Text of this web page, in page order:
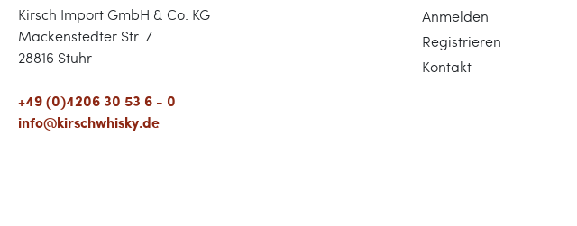
Kirsch Import GmbH & Co. KG
Mackenstedter Str. 7
28816 Stuhr
+49 (0)4206 30 53 6 - 0
info@kirschwhisky.de
Anmelden
Registrieren
Kontakt